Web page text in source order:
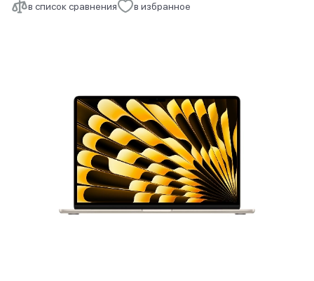
в список сравнения в избранное